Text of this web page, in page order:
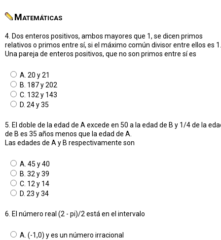
Matemáticas
4. Dos enteros positivos, ambos mayores que 1, se dicen primos
relativos o primos entre sí, si el máximo común divisor entre ellos es 1.
Una pareja de enteros positivos, que no son primos entre sí es
A. 20 y 21
B. 187 y 202
C. 132 y 143
D. 24 y 35
5. El doble de la edad de A excede en 50 a la edad de B y 1/4 de la
de B es 35 años menos que la edad de A.
Las edades de A y B respectivamente son
A. 45 y 40
B. 32 y 39
C. 12 y 14
D. 23 y 34
6. El número real (2 - pi)/2 está en el intervalo
A. (-1,0) y es un número irracional